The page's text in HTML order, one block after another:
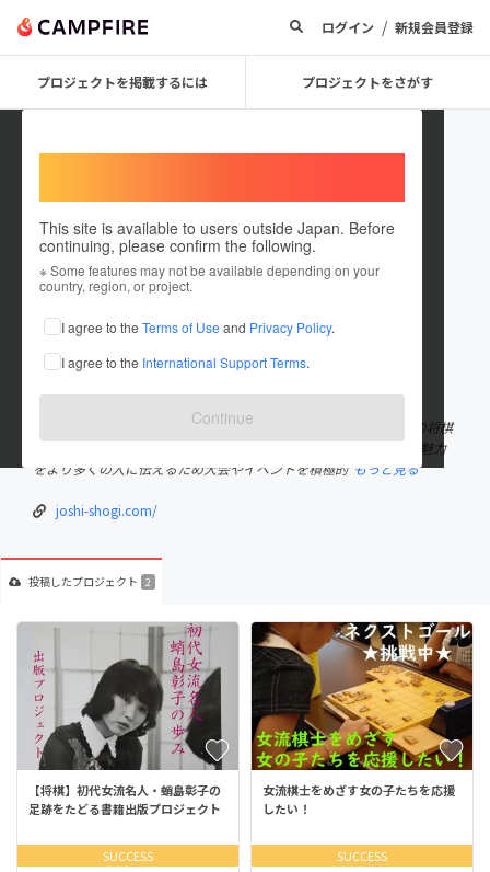
ログイン / 新規会員登録
プロジェクトを掲載するには プロジェクトをさがす
This site is available to users outside Japan. Before
continuing, please confirm the following.
※ Some features may not be available depending on your
country, region, or project.
I agree to the Terms of Use and Privacy Policy.
I agree to the International Support Terms.
Continue
日本女子プロ将棋協会（LPSA）
これまでに4回支援して2件のプロジェクトを投稿しています
在住国：日本 現在地：未設定
出身国：日本 出身地：未設定
日本女子プロ将棋協会は、女流棋界の発展と女性や子どもたちへの将棋
普及を目指して2007年に設立された女流棋士の団体です。 将棋の魅力
をより多くの人に伝えるため大会やイベントを積極的 もっと見る
joshi-shogi.com/
投稿したプロジェクト 2
【将棋】初代女流名人・蛸島彰子の
足跡をたどる書籍出版プロジェクト
SUCCESS
女流棋士をめざす女の子たちを応援
したい！
SUCCESS